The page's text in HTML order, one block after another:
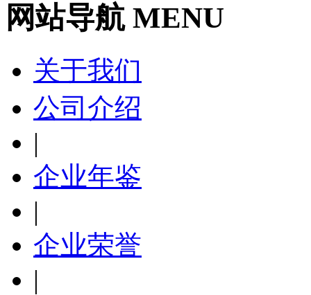
网站导航 MENU
关于我们
公司介绍
|
企业年鉴
|
企业荣誉
|